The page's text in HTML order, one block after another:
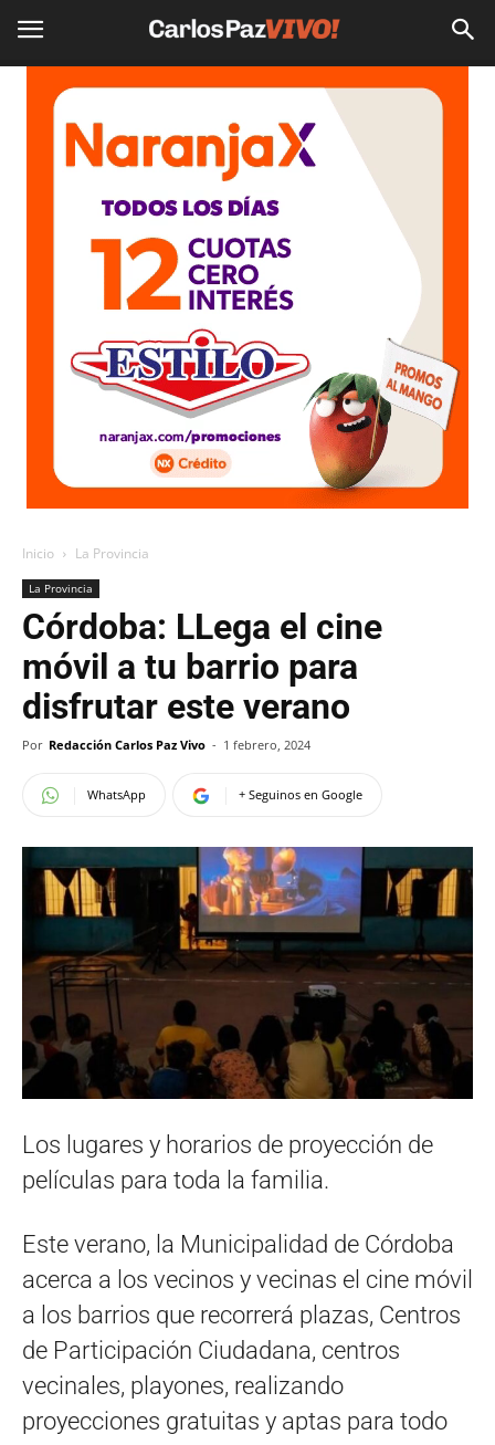
Inicio La Provincia
La Provincia
Córdoba: LLega el cine
móvil a tu barrio para
disfrutar este verano
Por Redacción Carlos Paz Vivo - 1 febrero, 2024
WhatsApp + Seguinos en Google
Los lugares y horarios de proyección de
películas para toda la familia.
Este verano, la Municipalidad de Córdoba
acerca a los vecinos y vecinas el cine móvil
a los barrios que recorrerá plazas, Centros
de Participación Ciudadana, centros
vecinales, playones, realizando
proyecciones gratuitas y aptas para todo